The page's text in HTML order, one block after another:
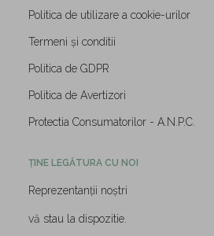
Politica de utilizare a cookie-urilor
Termeni și conditii
Politica de GDPR
Politica de Avertizori
Protectia Consumatorilor - A.N.P.C.
ȚINE LEGĂTURA CU NOI
Reprezentanții noștri
vă stau la dispozitie.